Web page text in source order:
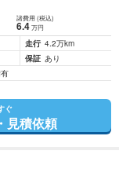
諸費用 (税込)
6.4 万円
走行 4.2万km
保証 あり
ぐ
見積依頼